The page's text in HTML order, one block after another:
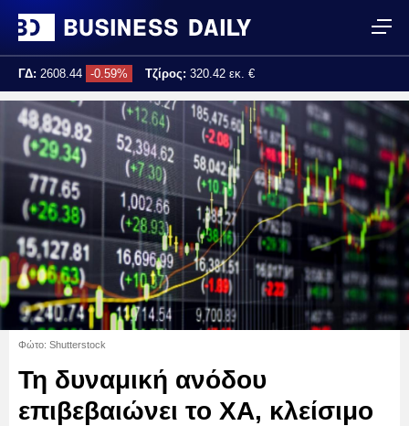
ΓΔ: 2608.44 -0.59% Τζίρος: 320.42 εκ. €
Τελ. ενημέρωση: 17:25:02
Φώτο: Shutterstock
Τη δυναμική ανόδου
επιβεβαιώνει το ΧΑ, κλείσιμο